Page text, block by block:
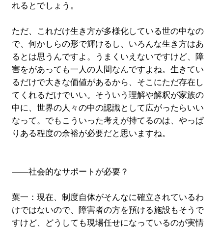
れるとでしょう。
ただ、これだけ生き方が多様化している世の中なの
で、何かしらの形で輝けるし、いろんな生き方はあ
るとは思うんですよ。うまくいえないですけど、障
害をがあっても一人の人間なんですよね。生きてい
るだけで大きな価値があるから、そこにただ存在し
てくれるだけでいい。そういう理解や解釈が家族の
中に、世界の人々の中の認識として広がったらいい
なって。でもこういった考えが持てるのは、やっぱ
りある程度の余裕が必要だと思いますね。
――社会的なサポートが必要？
葉一：現在、制度自体がそんなに確立されているわ
けではないので、障害者の方を預ける施設もそうで
すけど、どうしても現場任せになっているのが実情